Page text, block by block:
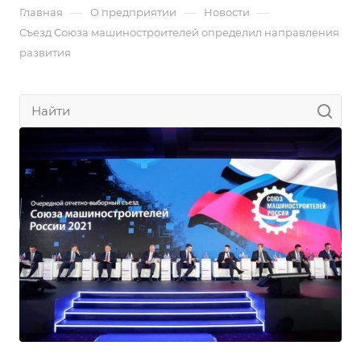
Главная — О предприятии — Новости —
Съезд Союза машиностроителей определил направления
развития